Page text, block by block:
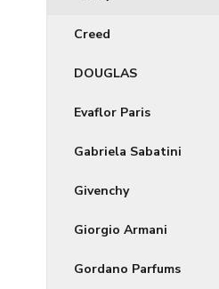
Creed
DOUGLAS
Evaflor Paris
Gabriela Sabatini
Givenchy
Giorgio Armani
Gordano Parfums